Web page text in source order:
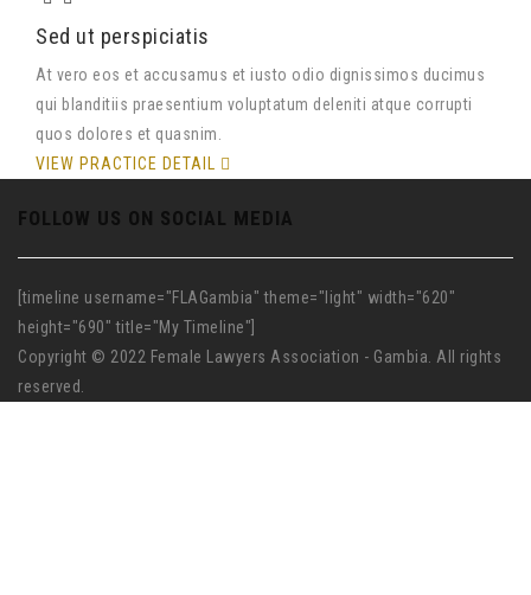
Sed ut perspiciatis
At vero eos et accusamus et iusto odio dignissimos ducimus
qui blanditiis praesentium voluptatum deleniti atque corrupti
quos dolores et quasnim.
VIEW PRACTICE DETAIL
FOLLOW US ON SOCIAL MEDIA
[timeline username="FLAGambia" theme="light" width="620"
height="690" title="My Timeline"]
Copyright © 2022 Female Lawyers Association - Gambia. All rights
reserved.